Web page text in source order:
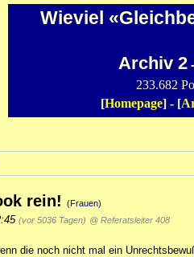
Wieviel
Archiv 2
233.682
[Homepage] - [
rein! (Frauen)
(vor 5036 Tagen) @ Referatsleiter 408
die noch nicht mal ein